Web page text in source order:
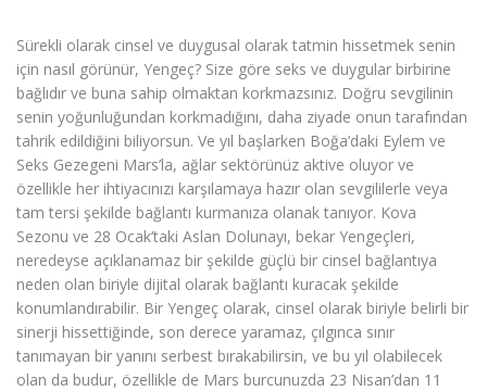
Sürekli olarak cinsel ve duygusal olarak tatmin hissetmek senin
için nasıl görünür, Yengeç? Size göre seks ve duygular birbirine
bağlıdır ve buna sahip olmaktan korkmazsınız. Doğru sevgilinin
senin yoğunluğundan korkmadığını, daha ziyade onun tarafından
tahrik edildiğini biliyorsun. Ve yıl başlarken Boğa’daki Eylem ve
Seks Gezegeni Mars’la, ağlar sektörünüz aktive oluyor ve
özellikle her ihtiyacınızı karşılamaya hazır olan sevgililerle veya
tam tersi şekilde bağlantı kurmanıza olanak tanıyor. Kova
Sezonu ve 28 Ocak’taki Aslan Dolunayı, bekar Yengeçleri,
neredeyse açıklanamaz bir şekilde güçlü bir cinsel bağlantıya
neden olan biriyle dijital olarak bağlantı kuracak şekilde
konumlandırabilir. Bir Yengeç olarak, cinsel olarak biriyle belirli bir
sinerji hissettiğinde, son derece yaramaz, çılgınca sınır
tanımayan bir yanını serbest bırakabilirsin, ve bu yıl olabilecek
olan da budur, özellikle de Mars burcunuzda 23 Nisan’dan 11